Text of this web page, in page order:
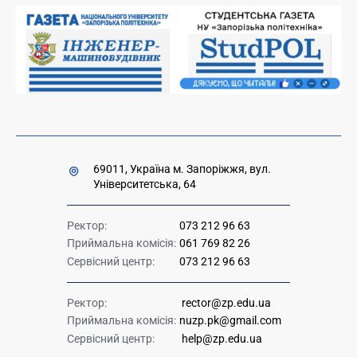
Накази та розпорядження для оприлюднення
Міністерство освіти і науки України
Урядова "гаряча лінія" 1545
69011, Україна м. Запоріжжя, вул.
Університетська, 64
Ректор:
073 212 96 63
Приймальна комісія: 061 769 82 26
Сервісний центр:
073 212 96 63
Ректор:
rector@zp.edu.ua
Приймальна комісія: nuzp.pk@gmail.com
Сервісний центр:
help@zp.edu.ua